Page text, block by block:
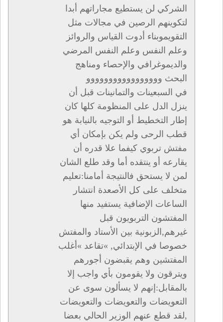
الشركي لن يستطيع مجاراتهم أبدا
لتكوينهم الرصين في مجالات مثل
التقويموبناء أدوت القياس والروائز
وعلم النفس وعلم النفس المرضي
والديموغرافي والإحصاء ومناهج
البحث ووووووووووووووووو
في السبعينات والتمانينات قبل أن
ينزل الدل على المنظومة كلها كان
إطار التخطيط أو التوجيه بالنيابة هو
قطب الرحى ولم يكن بإمكان أي
مفتش تربوي كيفما علا قدره أن
يقارعه أو ينتقده أما وقد طلع الشان
لمن لا يستحق فالنتيجة أمامنا:تعليم
متخلف على كل الأصعدة انتشار
الساعات الإضافية يستفيد منها
المفتشون التربويون قبل
غيرهم,الزبونية بين الأستاد والمفتش
خصوصا في الإبتدائي, »تقاعد »أغلب
المفتشين وهم يقبضون أجورهم
ويترقون ولا يقومون بأي واجب إلا
بالمقابل:إنهم لا يسألون سوى عن
التعويضات والتعويضات والتعويضات
,لقد قطع عنهم الوزير الحالي بعضا